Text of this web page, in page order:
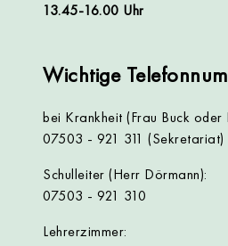
13.45-16.00 Uhr
Wichtige
bei Krankheit (Frau Buck oder
07503 - 921 311 (Sekretariat)
Schulleiter (Herr Dörmann):
07503 - 921 310
Lehrerzimmer: